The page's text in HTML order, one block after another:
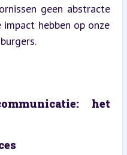
geen abstracte
hebben op onze
het